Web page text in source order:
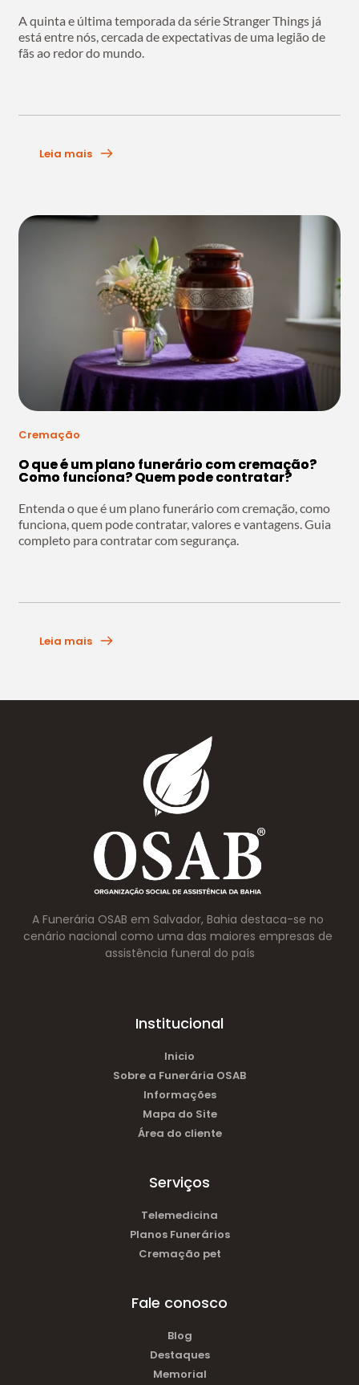
A quinta e última temporada da série Stranger Things já
está entre nós, cercada de expectativas de uma legião de
fãs ao redor do mundo.
Leia mais
Cremação
O que é um plano funerário com cremação?
Como funciona? Quem pode contratar?
Entenda o que é um plano funerário com cremação, como
funciona, quem pode contratar, valores e vantagens. Guia
completo para contratar com segurança.
Leia mais
A Funerária OSAB em Salvador, Bahia destaca-se no
cenário nacional como uma das maiores empresas de
assistência funeral do país
Institucional
Inicio
Sobre a Funerária OSAB
Informações
Mapa do Site
Área do cliente
Serviços
Telemedicina
Planos Funerários
Cremação pet
Fale conosco
Blog
Destaques
Memorial